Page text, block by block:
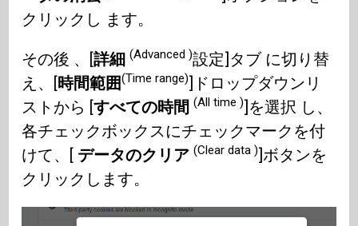
クリックし ます。
その後 、[詳細(Advanced )設定]タブ に切り替
え、[時間範囲(Time range)]ドロップダウンリ
ストから [すべての時間(All time )]を選択 し、
各チェックボックスにチェックマークを付
けて、[ データのクリア(Clear data )]ボタンを
クリックします。